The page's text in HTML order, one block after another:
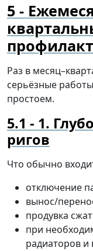
Раз в
серьёзные
простоем.
1.
ригов
Что обычно
отключение
вынос/
продувка
при
радиаторов и